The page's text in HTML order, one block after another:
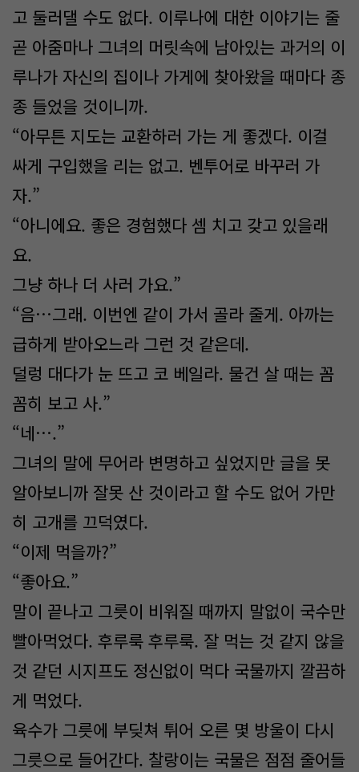
고 둘러댈 수도 없다. 이루나에 대한 이야기는 줄
곧 아줌마나 그녀의 머릿속에 남아있는 과거의 이
루나가 자신의 집이나 가게에 찾아왔을 때마다 종
종 들었을 것이니까.
“아무튼 지도는 교환하러 가는 게 좋겠다. 이걸
싸게 구입했을 리는 없고. 벤투어로 바꾸러 가
자.”
“아니에요. 좋은 경험했다 셈 치고 갖고 있을래
요.
그냥 하나 더 사러 가요.”
“음…그래. 이번엔 같이 가서 골라 줄게. 아까는
급하게 받아오느라 그런 것 같은데.
덜렁 대다가 눈 뜨고 코 베일라. 물건 살 때는 꼼
꼼히 보고 사.”
“네….”
그녀의 말에 무어라 변명하고 싶었지만 글을 못
알아보니까 잘못 산 것이라고 할 수도 없어 가만
히 고개를 끄덕였다.
“이제 먹을까?”
“좋아요.”
말이 끝나고 그릇이 비워질 때까지 말없이 국수만
빨아먹었다. 후루룩 후루룩. 잘 먹는 것 같지 않을
것 같던 시지프도 정신없이 먹다 국물까지 깔끔하
게 먹었다.
육수가 그릇에 부딪쳐 튀어 오른 몇 방울이 다시
그릇으로 들어간다. 찰랑이는 국물은 점점 줄어들